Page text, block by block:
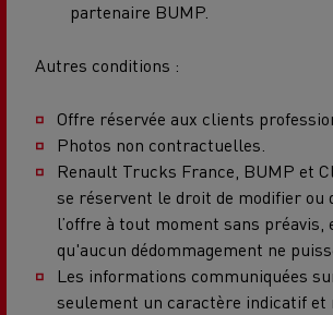
partenaire BUMP.
Autres conditions :
Offre réservée aux clients
Photos non contractuelles.
Renault Trucks France, BUMP et
se réservent le droit de modifier ou
l’offre à tout moment sans préavis,
qu'aucun dédommagement ne
Les informations communiquées
seulement un caractère indicatif et